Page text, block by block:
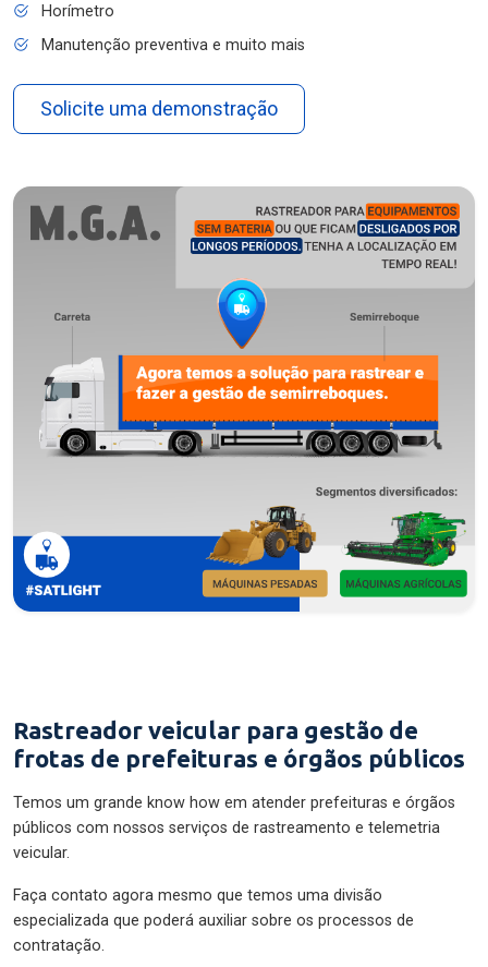
Horímetro
Manutenção preventiva e muito mais
Solicite uma demonstração
Rastreador veicular para gestão de
frotas de prefeituras e órgãos públicos
Temos um grande know how em atender prefeituras e órgãos
públicos com nossos serviços de rastreamento e telemetria
veicular.
Faça contato agora mesmo que temos uma divisão
especializada que poderá auxiliar sobre os processos de
contratação.